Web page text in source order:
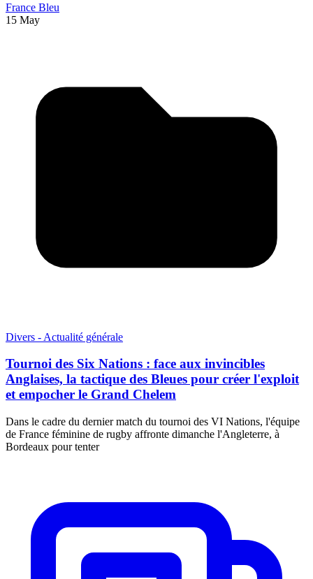
France Bleu
15 May
Divers - Actualité générale
Tournoi des Six Nations : face aux invincibles
Anglaises, la tactique des Bleues pour créer l'exploit
et empocher le Grand Chelem
Dans le cadre du dernier match du tournoi des VI Nations, l'équipe
de France féminine de rugby affronte dimanche l'Angleterre, à
Bordeaux pour tenter